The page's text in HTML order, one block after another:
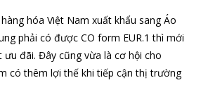
hóa Việt Nam xuất khẩu sang Áo
phải có được CO form EUR.1 thì mới
đãi. Đây cũng vừa là cơ hội cho
có thêm lợi thế khi tiếp cận thị trường